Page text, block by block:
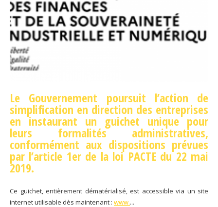
Le Gouvernement poursuit l’action de
simplification en direction des entreprises
en instaurant un guichet unique pour
leurs formalités administratives,
conformément aux dispositions prévues
par l’article 1erde la loi PACTE du 22 mai
2019.
Ce guichet, entièrement dématérialisé, est accessible via un site
internet utilisable dès maintenant : www....